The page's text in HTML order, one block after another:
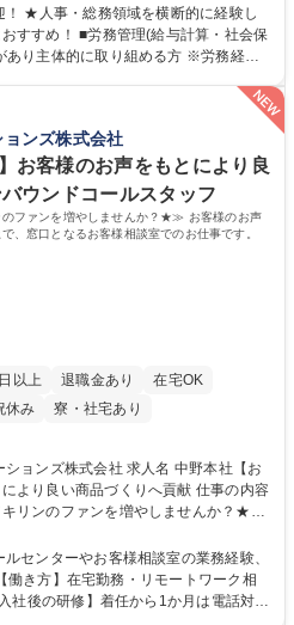
管理、給与
、安全衛生、健康経営推進等をお任せ
理など、幅広く経験を積んでいただき
教えるため、ご経験が浅くても安心！
環境です。 募集職種 【総
/組織運営を支えるゼネラリストを目
★人事・総務領域を横断的に経験し
(給与計算・社会保
あり主体的に取り組める方 ※労務経験
【尚可】■人事、労務、採用、教育業務
会保険手続き・勤怠管理など）の経験
ンズ株式会社
お客様のお声をもとにより良
ウンドコールスタッフ
ファンを増やしませんか？★≫ お客様のお声
、窓口となるお客様相談室でのお仕事です。
以上 退職金あり
在宅OK
休み 寮・社宅あり
社 求人名 中野本社【お
い商品づくりへ貢献 仕事の内容
リンのファンを増やしませんか？★≫
に活かしていく上で、窓口となるお客
。お客様からの声に迅速かつ誠意をも
ループ内活動に反映しています。 【具
センターやお客様相談室の業務経験、
き方】在宅勤務・リモートワーク相